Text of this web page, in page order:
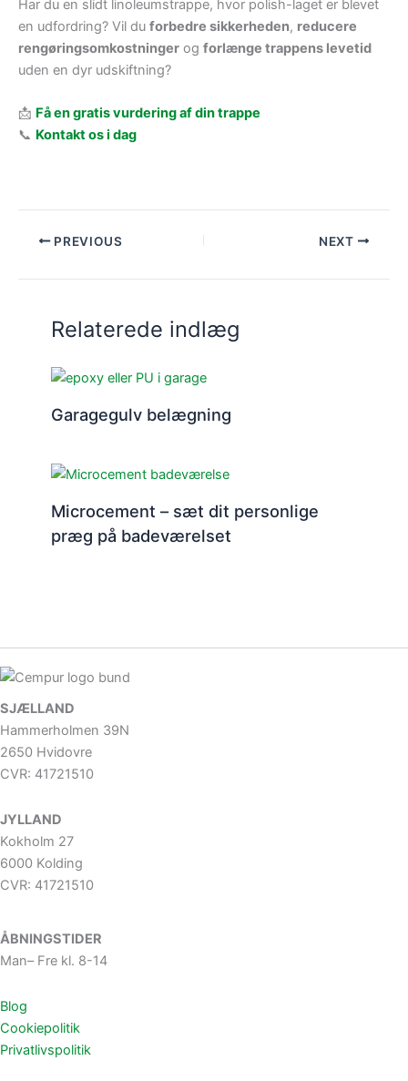
Har du en slidt linoleumstrappe, hvor polish-laget er blevet
en udfordring? Vil du forbedre sikkerheden, reducere
rengøringsomkostninger og forlænge trappens levetid
uden en dyr udskiftning?
📩 Få en gratis vurdering af din trappe
📞 Kontakt os i dag
PREVIOUS NEXT
Relaterede indlæg
Garagegulv belægning
Microcement – sæt dit personlige
præg på badeværelset
SJÆLLAND
Hammerholmen 39N
2650 Hvidovre
CVR: 41721510
JYLLAND
Kokholm 27
6000 Kolding
CVR: 41721510
ÅBNINGSTIDER
Man– Fre kl. 8-14
Blog
Cookiepolitik
Privatlivspolitik